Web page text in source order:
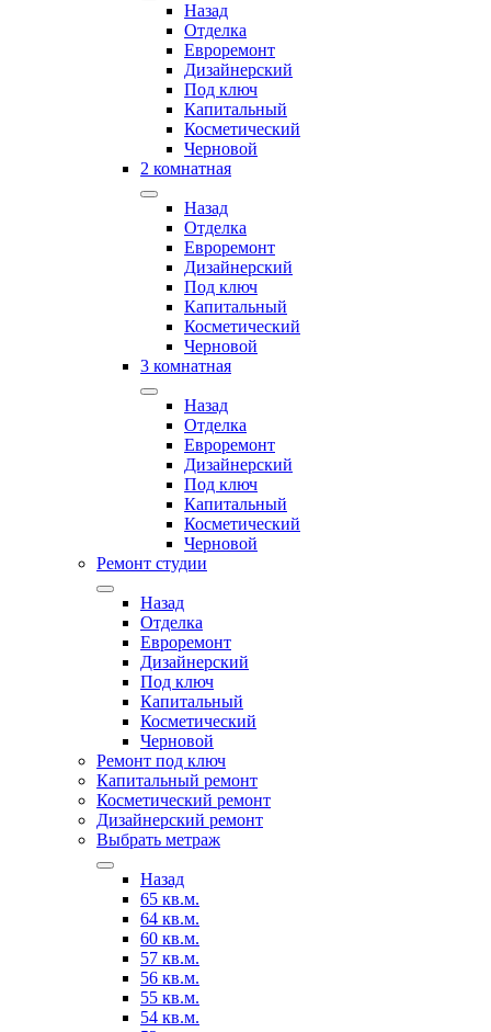
Назад
Отделка
Евроремонт
Дизайнерский
Под ключ
Капитальный
Косметический
Черновой
2 комнатная
Назад
Отделка
Евроремонт
Дизайнерский
Под ключ
Капитальный
Косметический
Черновой
3 комнатная
Назад
Отделка
Евроремонт
Дизайнерский
Под ключ
Капитальный
Косметический
Черновой
Ремонт студии
Назад
Отделка
Евроремонт
Дизайнерский
Под ключ
Капитальный
Косметический
Черновой
Ремонт под ключ
Капитальный ремонт
Косметический ремонт
Дизайнерский ремонт
Выбрать метраж
Назад
65 кв.м.
64 кв.м.
60 кв.м.
57 кв.м.
56 кв.м.
55 кв.м.
54 кв.м.